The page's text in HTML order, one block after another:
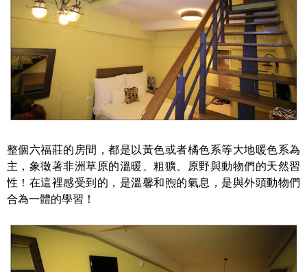
整個六福莊的房間，都是以黃色或者橘色系等大地暖色系為
主，象徵著非洲草原的溫暖、粗獷、原野與動物們的天然習
性！在這裡感受到的，是溫馨和煦的氣息，是與外頭動物們
合為一體的學習！